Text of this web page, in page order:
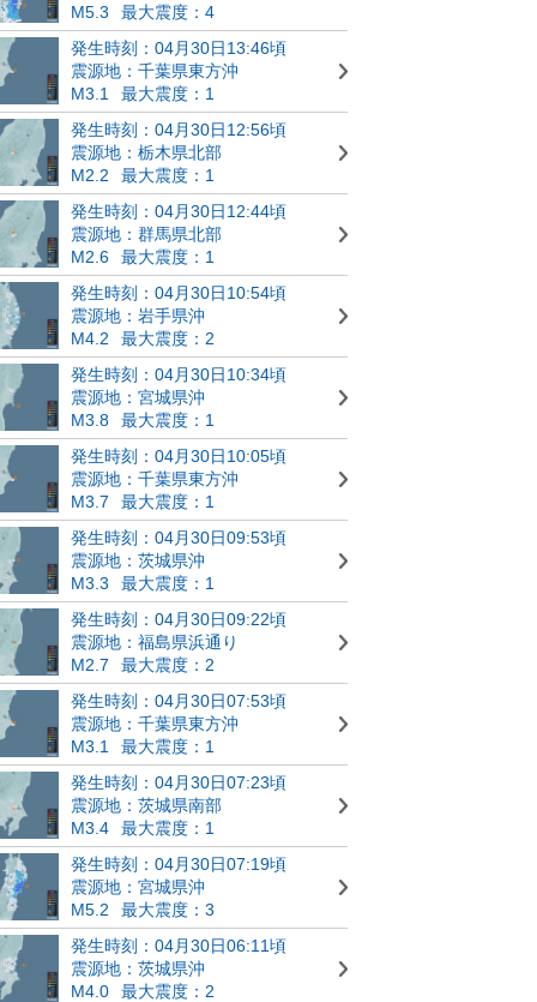
M5.3
最大震度：4
発生時刻：04月30日13:46頃
震源地：千葉県東方沖
M3.1
最大震度：1
発生時刻：04月30日12:56頃
震源地：栃木県北部
M2.2
最大震度：1
発生時刻：04月30日12:44頃
震源地：群馬県北部
M2.6
最大震度：1
発生時刻：04月30日10:54頃
震源地：岩手県沖
M4.2
最大震度：2
発生時刻：04月30日10:34頃
震源地：宮城県沖
M3.8
最大震度：1
発生時刻：04月30日10:05頃
震源地：千葉県東方沖
M3.7
最大震度：1
発生時刻：04月30日09:53頃
震源地：茨城県沖
M3.3
最大震度：1
発生時刻：04月30日09:22頃
震源地：福島県浜通り
M2.7
最大震度：2
発生時刻：04月30日07:53頃
震源地：千葉県東方沖
M3.1
最大震度：1
発生時刻：04月30日07:23頃
震源地：茨城県南部
M3.4
最大震度：1
発生時刻：04月30日07:19頃
震源地：宮城県沖
M5.2
最大震度：3
発生時刻：04月30日06:11頃
震源地：茨城県沖
M4.0
最大震度：2